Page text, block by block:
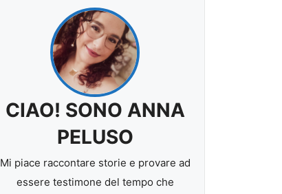
CIAO! SONO ANNA
PELUSO
Mi piace raccontare storie e provare ad
essere testimone del tempo che